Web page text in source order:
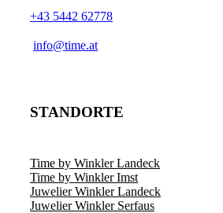
+43 5442 62778
­info@time.at
STANDORTE
Time by Winkler Landeck
Time by Winkler Imst
Juwelier Winkler Landeck
Juwelier Winkler Serfaus